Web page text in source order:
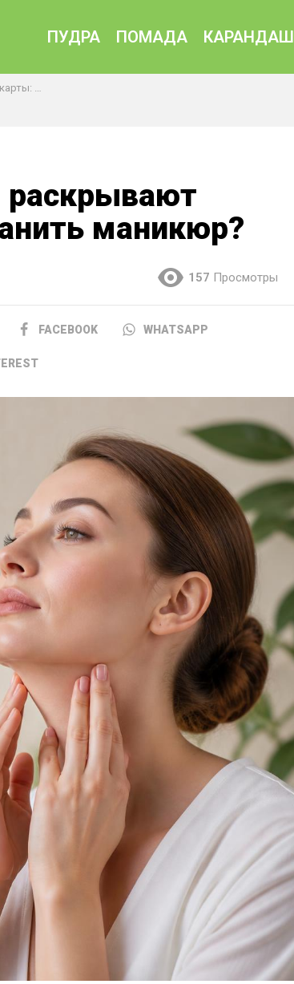
ПУДРА ПОМАДА КАРАНДАШ
маникюр?
маникюр?
157 Просмотры
FACEBOOK WHATSAPP